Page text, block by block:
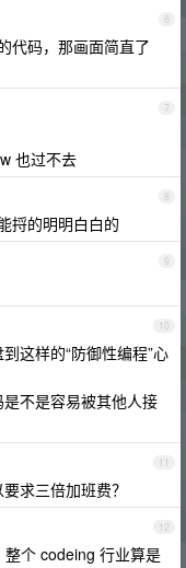
6
代码，那画面简直了
7
也过不去
8
捋的明明白白的
9
10
这样的“防御性编程”心
不是容易被其他人接
11
求三倍加班费？
12
个 codeing 行业算是